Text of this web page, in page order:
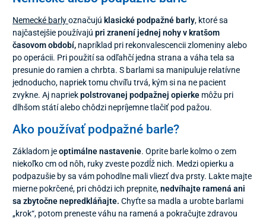
Nemecké barlyoznačujú klasické podpažné barly, ktoré sa
najčastejšie používajú pri zranení jednej nohy v kratšom
časovom období, napríklad pri rekonvalescencii zlomeniny alebo
po operácii. Pri použití sa odľahčí jedna strana a váha tela sa
presunie do ramien a chrbta. S barlami sa manipuluje relatívne
jednoducho, napriek tomu chvíľu trvá, kým si na ne pacient
zvykne. Aj napriekpolstrovanej podpažnej opierke môžu pri
dlhšom státí alebo chôdzi nepríjemne tlačiť pod pažou.
Ako používať podpažné barle?
Základom jeoptimálne nastavenie. Oprite barle kolmo o zem
niekoľko cm od nôh, ruky zveste pozdĺž nich. Medzi opierku a
podpazušie by sa vám pohodlne mali vliezť dva prsty. Lakte majte
mierne pokrčené, pri chôdzi ich prepnite,nedvíhajte ramená ani
sa zbytočne nepredkláňajte. Chyťte sa madla a urobte barlami
„krok“, potom preneste váhu na ramená a pokračujte zdravou